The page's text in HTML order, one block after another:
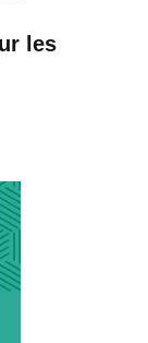
les